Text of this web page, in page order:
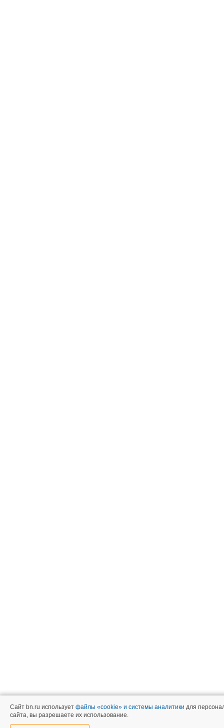
Сайт bn.ru использует файлы «cookie» и системы аналитики для
сайта, вы разрешаете их использование.